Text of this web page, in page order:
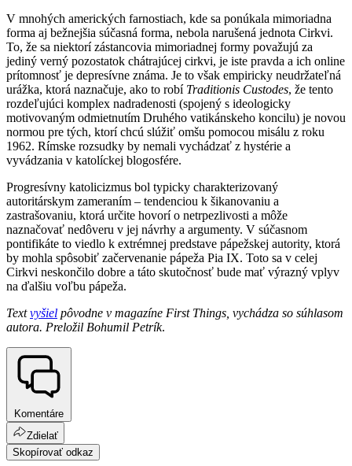
V mnohých amerických farnostiach, kde sa ponúkala mimoriadna
forma aj bežnejšia súčasná forma, nebola narušená jednota Cirkvi.
To, že sa niektorí zástancovia mimoriadnej formy považujú za
jediný verný pozostatok chátrajúcej cirkvi, je iste pravda a ich online
prítomnosť je depresívne známa. Je to však empiricky neudržateľná
urážka, ktorá naznačuje, ako to robí Traditionis Custodes, že tento
rozdeľujúci komplex nadradenosti (spojený s ideologicky
motivovaným odmietnutím Druhého vatikánskeho koncilu) je novou
normou pre tých, ktorí chcú slúžiť omšu pomocou misálu z roku
1962. Rímske rozsudky by nemali vychádzať z hystérie a
vyvádzania v katolíckej blogosfére.
Progresívny katolicizmus bol typicky charakterizovaný
autoritárskym zameraním – tendenciou k šikanovaniu a
zastrašovaniu, ktorá určite hovorí o netrpezlivosti a môže
naznačovať nedôveru v jej návrhy a argumenty. V súčasnom
pontifikáte to viedlo k extrémnej predstave pápežskej autority, ktorá
by mohla spôsobiť začervenanie pápeža Pia IX. Toto sa v celej
Cirkvi neskončilo dobre a táto skutočnosť bude mať výrazný vplyv
na ďalšiu voľbu pápeža.
Textvyšiel pôvodne v magazíne First Things, vychádza so súhlasom
autora. Preložil Bohumil Petrík.
Komentáre
Zdielať
Skopírovať odkaz